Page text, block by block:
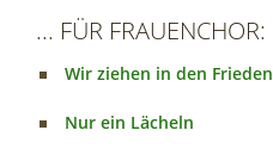
... FÜR FRAUENCHOR:
Wir ziehen in den Frieden
Nur ein Lächeln